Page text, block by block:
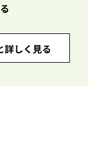
詳しく見る